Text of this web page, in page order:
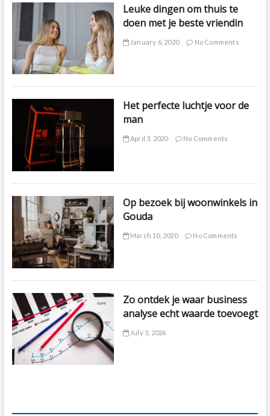
Leuke dingen om thuis te
doen met je beste vriendin
January 6, 2020 No Comments
Het perfecte luchtje voor de
man
April 3, 2020 No Comments
Op bezoek bij woonwinkels in
Gouda
March 10, 2020 No Comments
Zo ontdek je waar business
analyse echt waarde toevoegt
July 3, 2026